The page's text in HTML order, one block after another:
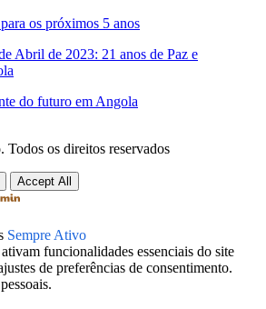
os próximos 5 anos
Abril de 2023: 21 anos de Paz e
do futuro em Angola
os direitos reservados
Accept All
Sempre Ativo
funcionalidades essenciais do site
de preferências de consentimento.